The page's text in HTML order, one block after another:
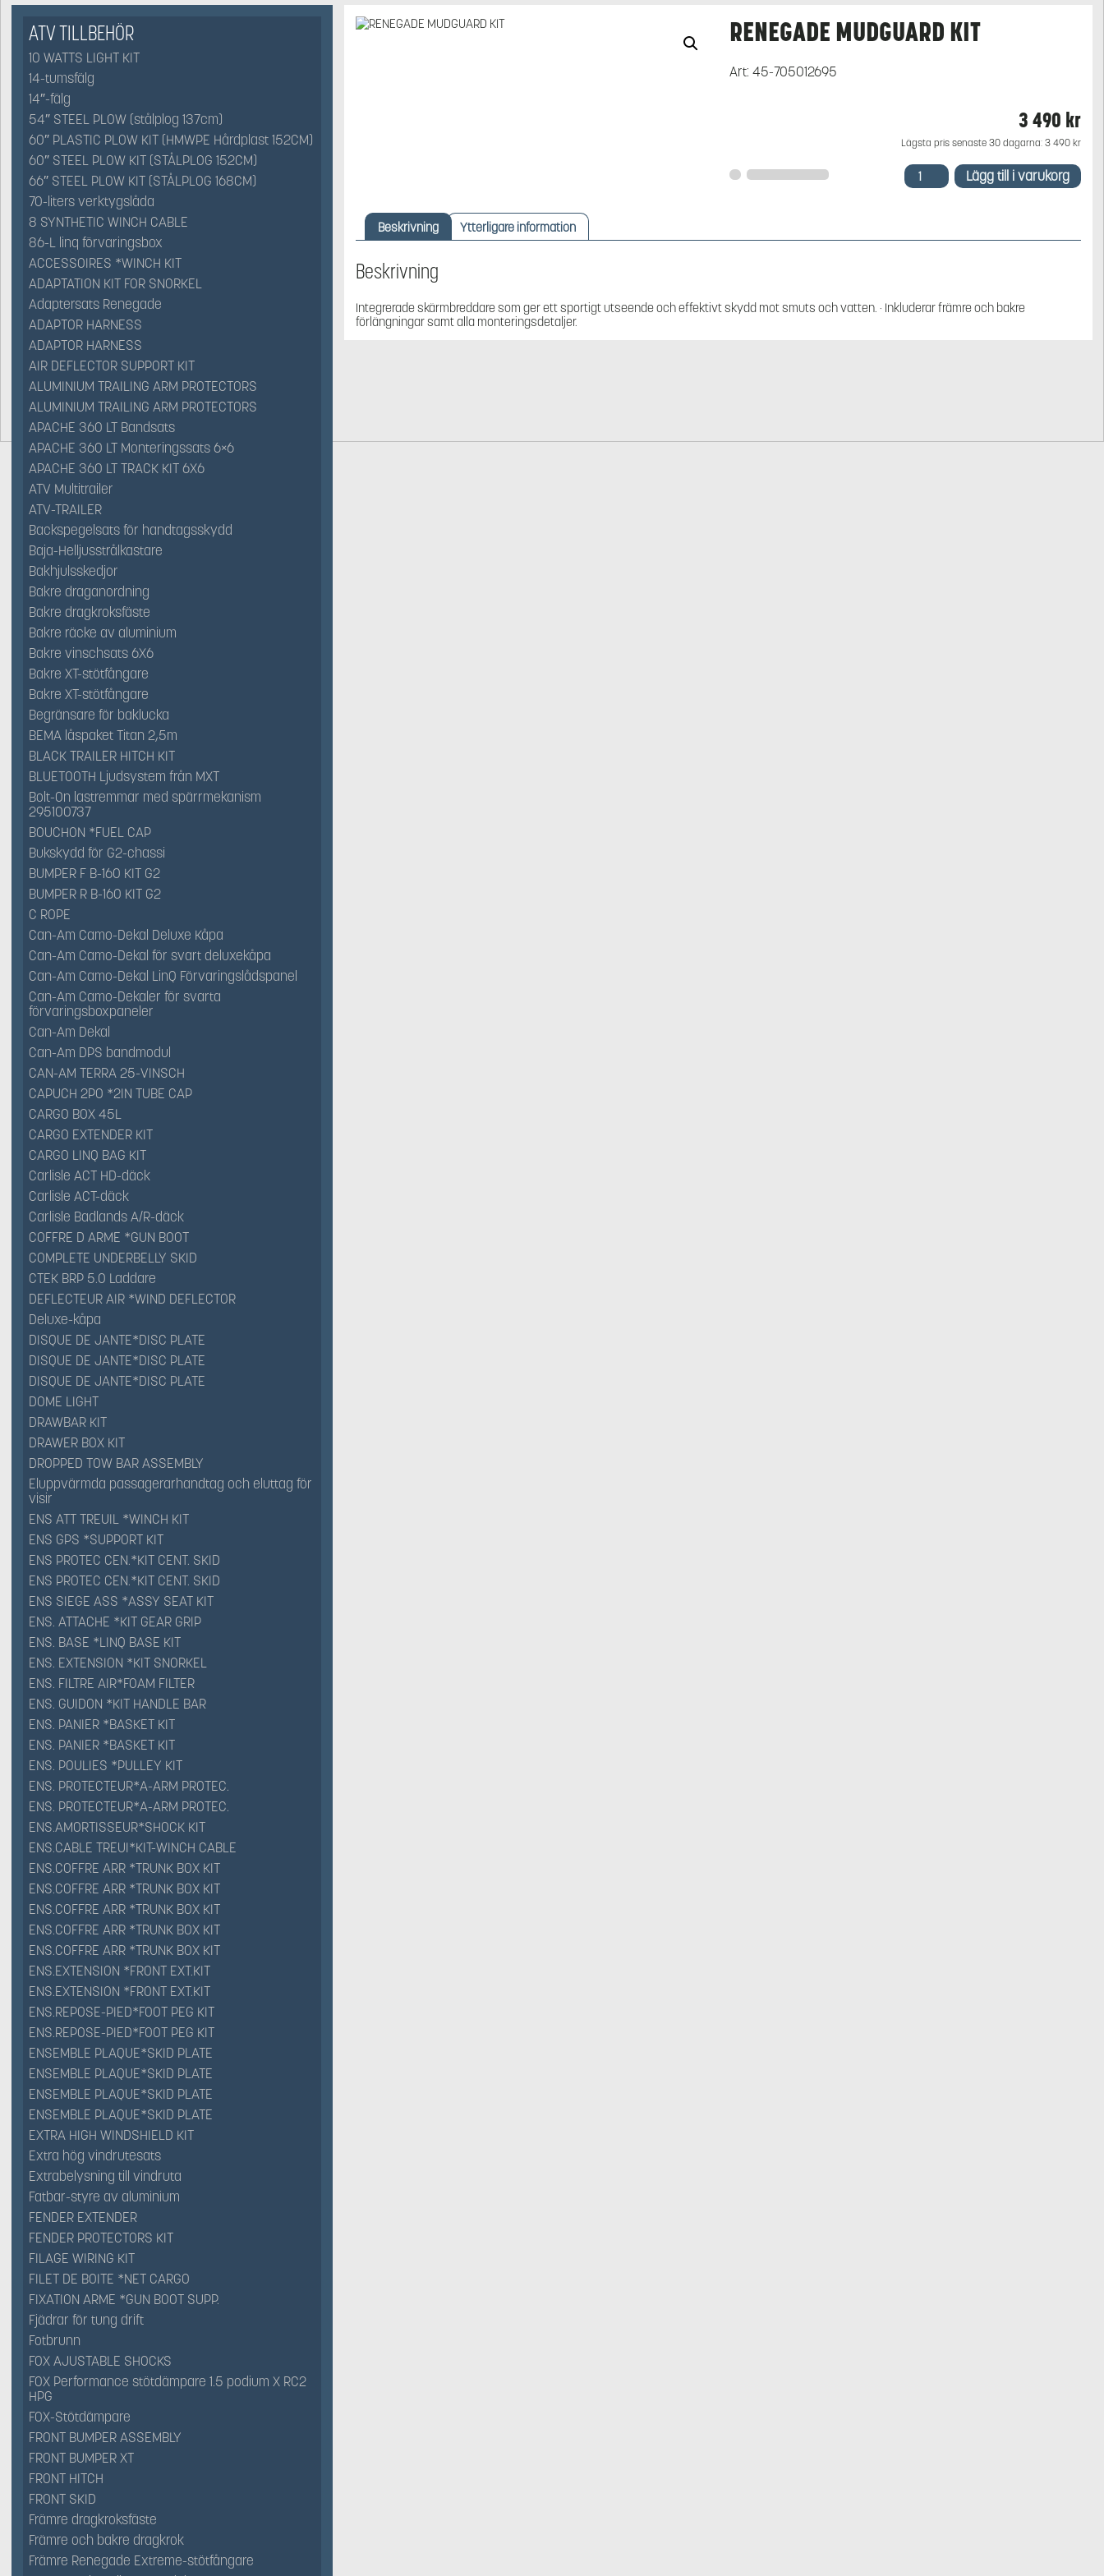
ATV TILLBEHÖR
10 WATTS LIGHT KIT
14-tumsfälg
14″-fälg
54″ STEEL PLOW (stålplog 137cm)
60″ PLASTIC PLOW KIT (HMWPE Hårdplast 152CM)
60″ STEEL PLOW KIT (STÅLPLOG 152CM)
66″ STEEL PLOW KIT (STÅLPLOG 168CM)
70-liters verktygslåda
8 SYNTHETIC WINCH CABLE
86-L linq förvaringsbox
ACCESSOIRES *WINCH KIT
ADAPTATION KIT FOR SNORKEL
Adaptersats Renegade
ADAPTOR HARNESS
ADAPTOR HARNESS
AIR DEFLECTOR SUPPORT KIT
ALUMINIUM TRAILING ARM PROTECTORS
ALUMINIUM TRAILING ARM PROTECTORS
APACHE 360 LT Bandsats
APACHE 360 LT Monteringssats 6×6
APACHE 360 LT TRACK KIT 6X6
ATV Multitrailer
ATV-TRAILER
Backspegelsats för handtagsskydd
Baja-Helljusstrålkastare
Bakhjulsskedjor
Bakre draganordning
Bakre dragkroksfäste
Bakre räcke av aluminium
Bakre vinschsats 6X6
Bakre XT-stötfångare
Bakre XT-stötfångare
Begränsare för baklucka
BEMA låspaket Titan 2,5m
BLACK TRAILER HITCH KIT
BLUETOOTH Ljudsystem från MXT
Bolt-On lastremmar med spärrmekanism
295100737
BOUCHON *FUEL CAP
Bukskydd för G2-chassi
BUMPER F B-160 KIT G2
BUMPER R B-160 KIT G2
C ROPE
Can-Am Camo-Dekal Deluxe Kåpa
Can-Am Camo-Dekal för svart deluxekåpa
Can-Am Camo-Dekal LinQ Förvaringslådspanel
Can-Am Camo-Dekaler för svarta
förvaringsboxpaneler
Can-Am Dekal
Can-Am DPS bandmodul
CAN-AM TERRA 25-VINSCH
CAPUCH 2PO *2IN TUBE CAP
CARGO BOX 45L
CARGO EXTENDER KIT
CARGO LINQ BAG KIT
Carlisle ACT HD-däck
Carlisle ACT-däck
Carlisle Badlands A/R-däck
COFFRE D ARME *GUN BOOT
COMPLETE UNDERBELLY SKID
CTEK BRP 5.0 Laddare
DEFLECTEUR AIR *WIND DEFLECTOR
Deluxe-kåpa
DISQUE DE JANTE*DISC PLATE
DISQUE DE JANTE*DISC PLATE
DISQUE DE JANTE*DISC PLATE
DOME LIGHT
DRAWBAR KIT
DRAWER BOX KIT
DROPPED TOW BAR ASSEMBLY
Eluppvärmda passagerarhandtag och eluttag för
visir
ENS ATT TREUIL *WINCH KIT
ENS GPS *SUPPORT KIT
ENS PROTEC CEN.*KIT CENT. SKID
ENS PROTEC CEN.*KIT CENT. SKID
ENS SIEGE ASS *ASSY SEAT KIT
ENS. ATTACHE *KIT GEAR GRIP
ENS. BASE *LINQ BASE KIT
ENS. EXTENSION *KIT SNORKEL
ENS. FILTRE AIR*FOAM FILTER
ENS. GUIDON *KIT HANDLE BAR
ENS. PANIER *BASKET KIT
ENS. PANIER *BASKET KIT
ENS. POULIES *PULLEY KIT
ENS. PROTECTEUR*A-ARM PROTEC.
ENS. PROTECTEUR*A-ARM PROTEC.
ENS.AMORTISSEUR*SHOCK KIT
ENS.CABLE TREUI*KIT-WINCH CABLE
ENS.COFFRE ARR *TRUNK BOX KIT
ENS.COFFRE ARR *TRUNK BOX KIT
ENS.COFFRE ARR *TRUNK BOX KIT
ENS.COFFRE ARR *TRUNK BOX KIT
ENS.COFFRE ARR *TRUNK BOX KIT
ENS.EXTENSION *FRONT EXT.KIT
ENS.EXTENSION *FRONT EXT.KIT
ENS.REPOSE-PIED*FOOT PEG KIT
ENS.REPOSE-PIED*FOOT PEG KIT
ENSEMBLE PLAQUE*SKID PLATE
ENSEMBLE PLAQUE*SKID PLATE
ENSEMBLE PLAQUE*SKID PLATE
ENSEMBLE PLAQUE*SKID PLATE
EXTRA HIGH WINDSHIELD KIT
Extra hög vindrutesats
Extrabelysning till vindruta
Fatbar-styre av aluminium
FENDER EXTENDER
FENDER PROTECTORS KIT
FILAGE WIRING KIT
FILET DE BOITE *NET CARGO
FIXATION ARME *GUN BOOT SUPP.
Fjädrar för tung drift
Fotbrunn
FOX AJUSTABLE SHOCKS
FOX Performance stötdämpare 1.5 podium X RC2
HPG
FOX-Stötdämpare
FRONT BUMPER ASSEMBLY
FRONT BUMPER XT
FRONT HITCH
FRONT SKID
Främre dragkroksfäste
Främre och bakre dragkrok
Främre Renegade Extreme-stötfångare
RENEGADE MUDGUARD KIT
Art:45-705012695
3 490 kr
Lägsta pris senaste 30 dagarna: 3 490 kr
RENEGADE
MUDGUARDLägg till i varukorg
Beskrivning Ytterligare information
Beskrivning
Integrerade skärmbreddare som ger ett sportigt utseende och effektivt skydd mot smuts och vatten. · Inkluderar främre och bakre
förlängningar samt alla monteringsdetaljer.